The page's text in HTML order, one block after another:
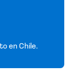
en Chile.